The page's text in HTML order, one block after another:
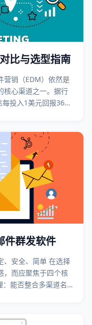
比与选型指南
营销（EDM）依然是
核心渠道之一。据行
投入1美元回报36美
件群发软件
、安全、简单 在选择
，而应聚焦于四个核
能否整合多渠道名